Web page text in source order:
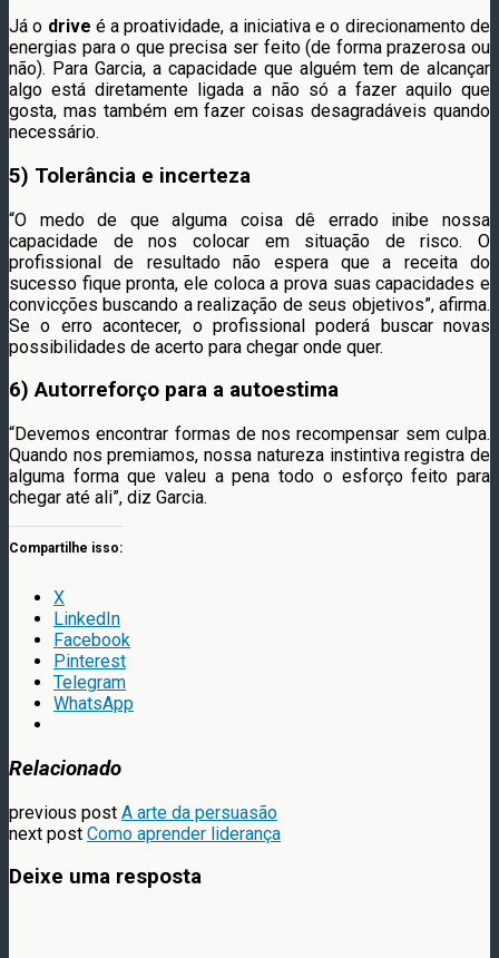
Já o drive é a proatividade, a iniciativa e o direcionamento de
energias para o que precisa ser feito (de forma prazerosa ou
não). Para Garcia, a capacidade que alguém tem de alcançar
algo está diretamente ligada a não só a fazer aquilo que
gosta, mas também em fazer coisas desagradáveis quando
necessário.
5) Tolerância e incerteza
“O medo de que alguma coisa dê errado inibe nossa
capacidade de nos colocar em situação de risco. O
profissional de resultado não espera que a receita do
sucesso fique pronta, ele coloca a prova suas capacidades e
convicções buscando a realização de seus objetivos”, afirma.
Se o erro acontecer, o profissional poderá buscar novas
possibilidades de acerto para chegar onde quer.
6) Autorreforço para a autoestima
“Devemos encontrar formas de nos recompensar sem culpa.
Quando nos premiamos, nossa natureza instintiva registra de
alguma forma que valeu a pena todo o esforço feito para
chegar até ali”, diz Garcia.
Compartilhe isso:
X
LinkedIn
Facebook
Pinterest
Telegram
WhatsApp
Relacionado
previous post A arte da persuasão
next post Como aprender liderança
Deixe uma resposta